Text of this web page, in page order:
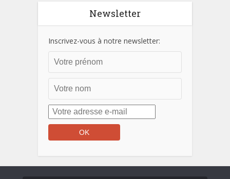
Newsletter
Inscrivez-vous à notre newsletter: